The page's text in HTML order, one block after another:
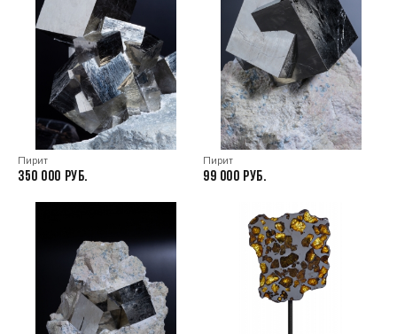
Пирит
350 000
Пирит
99 000